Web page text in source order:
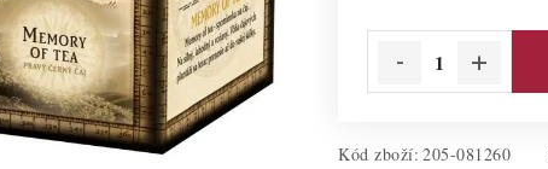
Kód zboží: 205-081260